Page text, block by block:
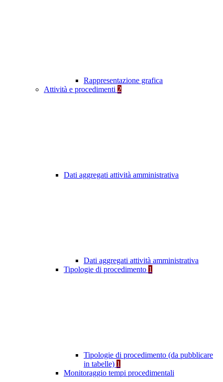
Rappresentazione grafica
Attività e procedimenti 2
Dati aggregati attività amministrativa
Dati aggregati attività amministrativa
Tipologie di procedimento 1
Tipologie di procedimento (da pubblicare
in tabelle) 1
Monitoraggio tempi procedimentali